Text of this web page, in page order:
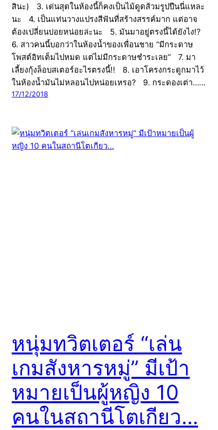
สินะ) 3. เด่นสุดในห้องนี้ก็คงเป็นไม้ดูดส้วมรูปปืนนี่แหละ
นะ 4. เป็นแท่นวางแปรงสีฟันที่สร้างสรรค์มาก แต่อาจ
ต้องเปลี่ยนบ่อยหน่อยล่ะนะ 5. มันมาอยู่ตรงนี้ได้ยังไง!?
6. สาวคนนี้บอกว่าในห้องน้ำของเพื่อนชาย “มีกระดาษ
โพสต์อิทเต็มไปหมด แต่ไม่มีกระดาษชำระเลย” 7. มา
เลี้ยงกุ้งล็อบสเตอร์อะไรตรงนี้!! 8. เอาโครงกระดูกมาไว้
ในห้องน้ำมันไม่หลอนไปหน่อยเหรอ? 9. กระดองเต่า……
17/12/2018
หนุ่มทวิตเตอร์ “เล่น
เกมสังหารหมู่” มีเป้า
หมายเป็นผู้หญิง 10
คนในสถานีโตเกียว…